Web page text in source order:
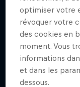
optimiser votre
révoquer votre
des cookies en
moment. Vous
informations
et dans les
dessous.